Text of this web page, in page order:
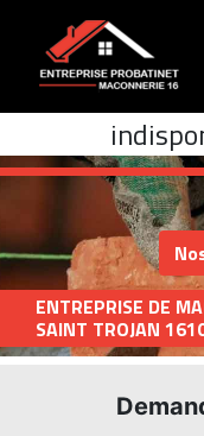
ENTREPRISE DE
SAINT TROJAN